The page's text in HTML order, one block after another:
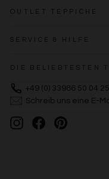
OUTLET TEPPICHE
SERVICE & HILFE
DIE BELIEBTESTEN
+49 (0) 33986 50 04 25
Schreib uns eine E-
InstagramFacebookPinterest